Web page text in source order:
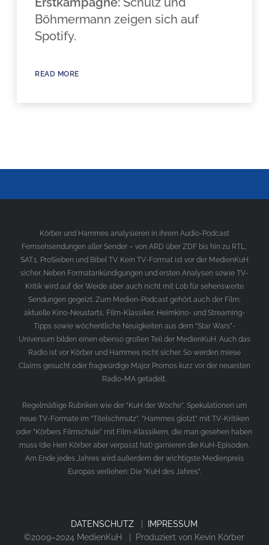
Böhmermann zeigen sich auf
Spotify.
READ MORE
Körber und Hammes analysieren in ihrem Audio-Podcast
Fernsehsendungen aller Sender – von ARD über ZDF bis hin zu RTL,
SAT.1, ProSieben und Bibel TV. Kein TV-Format ist vor der MedienKuH
sicher. Neben Formatankündigungen und ersten Analysen sowie TV-
Kritik wird auf der Weide aber auch nicht mit Lob für sehenswerte
Sendungen gegeizt. Zum Medien-Podcast gehört auch der Film;
aktuelle Kino-Neustarts, Film-Klassiker, Heimkino- und Streaming-
Tipps sowie wöchentliche Neuigkeiten aus dem “Star Wars”-
Universum bilden einen ebenso großen Teil der MedienKuH. Auch das
Radio ist vor Körber und Hammes nicht sicher. So werden miese
Claims gesucht oder fragwürdige Major Promos kurz vor der neuesten
Radio-MA getadelt.
Regelmäßige Rubriken wie der “KuH der Woche”, Spekulationen um
neue TV-Formate im “Titelschmutz”, “Hammes glotzt” mit TV-Kritiken
oder “Körbers Filmschule” mit Film-Klassikern, die man gesehen haben
muss (die Herr Körber aber verpasst hat) garnieren die KuH-Episoden.
Am Ende jedes Jahres wird außerdem der wichtigste Medienpreis
Europas verliehen: Die “KuH des Jahres”.
DATENSCHUTZ
IMPRESSUM
©2009–2024 MedienKuH | Produziert von Kevin Körber